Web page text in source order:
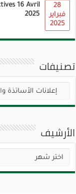
16 Avril
2025
28
فبراير
2025
تصنيفات
تصنيفات
الأرشيف
الأرشيف